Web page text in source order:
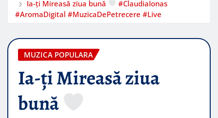
Ia-ți Mireasă ziua bună
#ClaudiaIonas
#AromaDigital #MuzicaDePetrecere #Live
MUZICA POPULARA
Ia-ți Mireasă ziua
bună